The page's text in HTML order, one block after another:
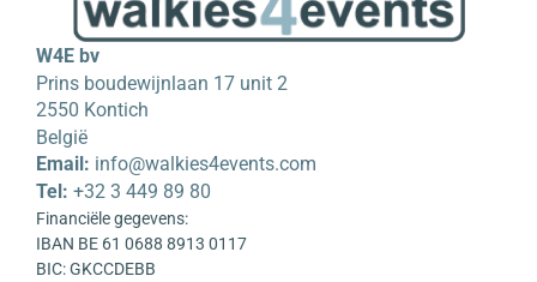
W4E bv
Prins boudewijnlaan 17 unit 2
2550 Kontich
België
Email: info@walkies4events.com
Tel: +32 3 449 89 80
Financiële gegevens:
IBAN BE 61 0688 8913 0117
BIC: GKCCDEBB